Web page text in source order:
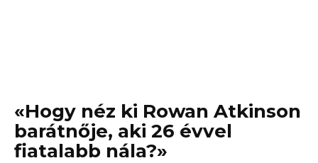
«Hogy néz ki Rowan Atkinson
barátnője, aki 26 évvel
fiatalabb nála?»